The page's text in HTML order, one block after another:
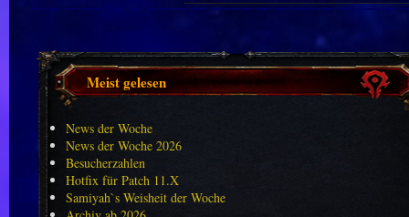
Meist gelesen
News der Woche
News der Woche 2026
Besucherzahlen
Hotfix für Patch 11.X
Samiyah`s Weisheit der Woche